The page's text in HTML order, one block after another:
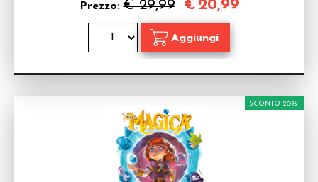
Prezzo:€ 29,99 € 20,99
SCONTO 20%